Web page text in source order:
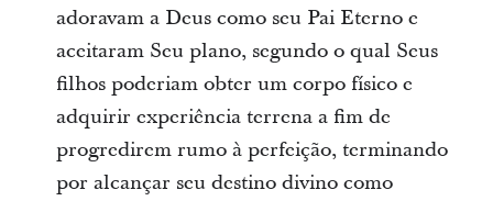
adoravam a Deus como seu Pai Eterno e
aceitaram Seu plano, segundo o qual Seus
filhos poderiam obter um corpo físico e
adquirir experiência terrena a fim de
progredirem rumo à perfeição, terminando
por alcançar seu destino divino como